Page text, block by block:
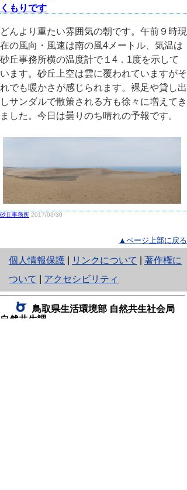
くもりです
どんより重たい雰囲気の朝です。午前９時現
在の風向・風速は南の風4メートル、気温は
砂丘事務所横の温度計で１4．1度を示して
います。砂丘上空は雲に覆われていますがそ
れでも暖かさが感じられます。裸足や貸し出
しサンダルで散策される方も徐々に増えてき
ました。今日は曇りのち晴れの予報です。
砂丘事務所 2017/03/30
▲ページ上部に戻る
個人情報保護
と
り
ネ
ッ
リンクについて
著作権に
ついて
アクセシビリティ
鳥取県生活環境部 自然共生社会局
自然共生課